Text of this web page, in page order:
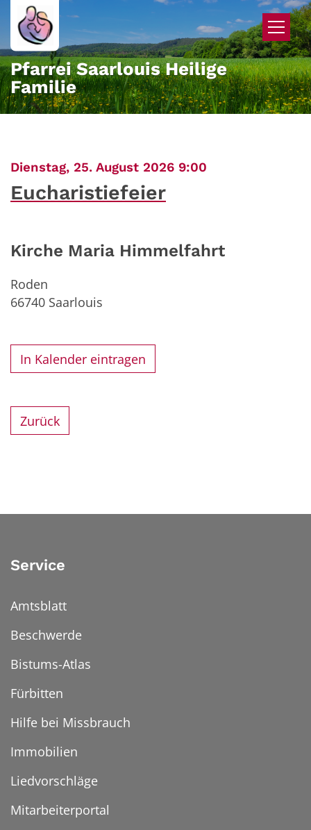
Zum Inhalt springen
Pfarrei Saarlouis Heilige
Familie
Dienstag, 25. August 2026 9:00
Eucharistiefeier
Kirche Maria Himmelfahrt
Roden
66740 Saarlouis
In Kalender eintragen
Zurück
Service
Amtsblatt
Beschwerde
Bistums-Atlas
Fürbitten
Hilfe bei Missbrauch
Immobilien
Liedvorschläge
Mitarbeiterportal